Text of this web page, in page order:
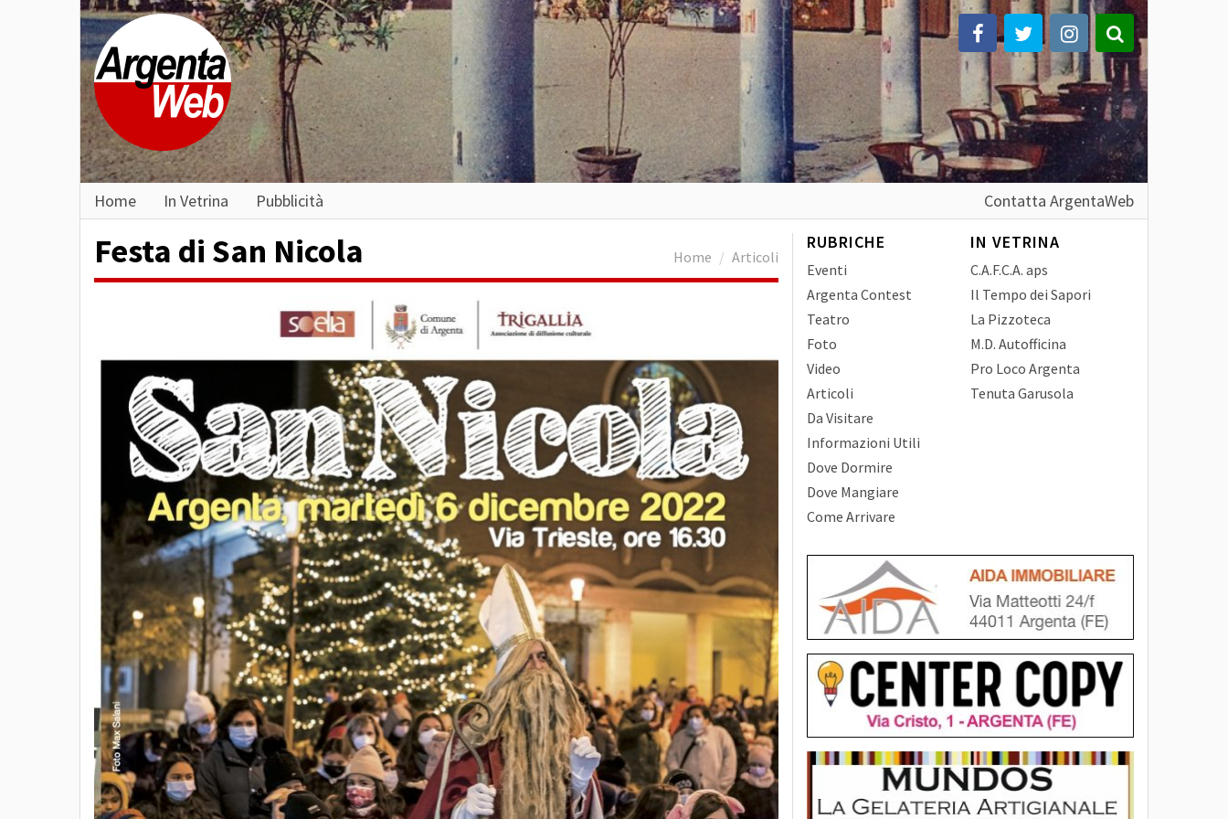
Home In Vetrina Pubblicità Contatta ArgentaWeb
Home Articoli
Festa di San Nicola RUBRICHE
Eventi
Argenta Contest
Teatro
Foto
Video
Articoli
Da Visitare
Informazioni Utili
Dove Dormire
Dove Mangiare
Come Arrivare
IN VETRINA
C.A.F.C.A. aps
Il Tempo dei Sapori
La Pizzoteca
M.D. Autofficina
Pro Loco Argenta
Tenuta Garusola